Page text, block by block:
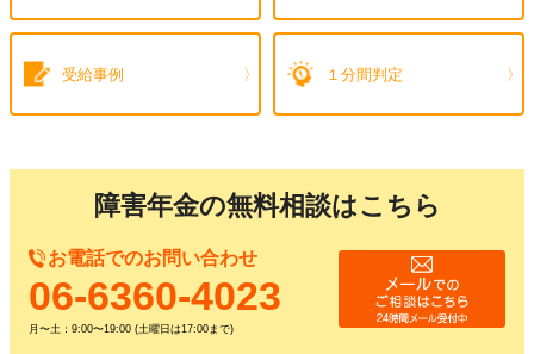
受給事例 １分間判定
障害年金の無料相談はこちら
お電話でのお問い合わせ
06-6360-4023
月〜土：9:00〜19:00 (土曜日は17:00まで)